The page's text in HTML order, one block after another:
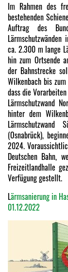
Im Rahmen des
bestehenden
Auftrag des
ca. 2.300 m lange
hin zum Ortsende
der Bahnstrecke
Wilkenbach bis
dass die
Lärmschutzwand
hinter dem
(Osnabrück),
2024.
Deutschen Bahn,
Freizeitlandhalle
Verfügung gestellt.
Lärmsanierung in
01.12.2022